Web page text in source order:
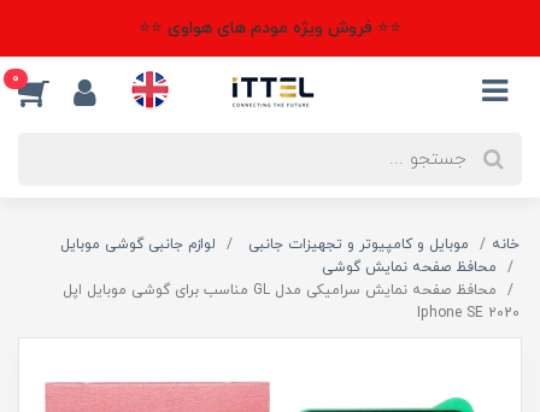
⭐⭐ فروش ویژه مودم های هواوی ⭐⭐
0
خانه موبایل و کامپیوتر و تجهیزات جانبی
لوازم جانبی گوشی موبایل
محافظ صفحه نمایش گوشی
محافظ صفحه نمایش سرامیکی مدل GL مناسب برای گوشی موبایل اپل
Iphone SE 2020